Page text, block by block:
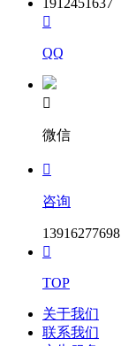

QQ

微信

咨询
13916277698

TOP
关于我们
联系我们